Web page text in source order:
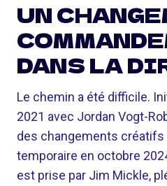
UN
DANS LA
Le chemin a été difficile.
2021 avec Jordan Vogt-
des changements
temporaire en octobre
est prise par Jim Mickle,